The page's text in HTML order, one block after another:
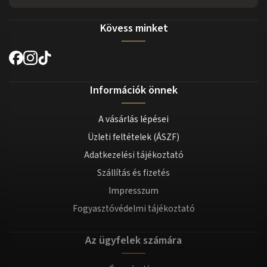
Kövess minket
Információk önnek
A vásárlás lépései
Üzleti feltételek (ÁSZF)
Adatkezelési tájékoztató
Szállítás és fizetés
Impresszum
Fogyasztóvédelmi tájékoztató
Az ügyfelek számára